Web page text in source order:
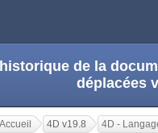
de la
déplacées
Accueil 4D v19.8 4D -